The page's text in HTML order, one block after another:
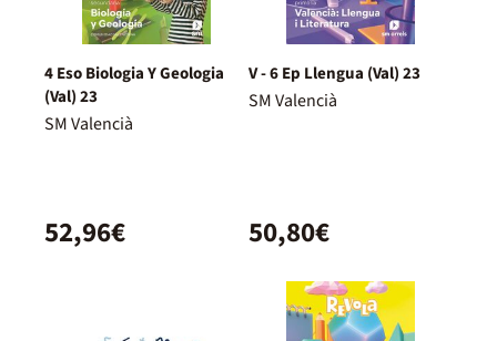
4 Eso Biologia Y Geologia
(Val) 23
SM Valencià
52,96€
V - 6 Ep Llengua (Val) 23
SM Valencià
50,80€